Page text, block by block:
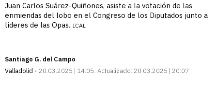
Juan Carlos Suárez-Quiñones, asiste a la votación de las
enmiendas del lobo en el Congreso de los Diputados junto a
líderes de las Opas. ICAL
Santiago G. del Campo
Valladolid
20.03.2025 | 14:05 Actualizado: 20.03.2025 | 20:07